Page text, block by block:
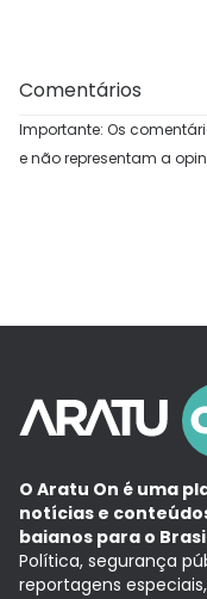
Comentários
Importante: Os
e não representam a
O Aratu On é uma
notícias e
baianos para o
Política, segurança
reportagens